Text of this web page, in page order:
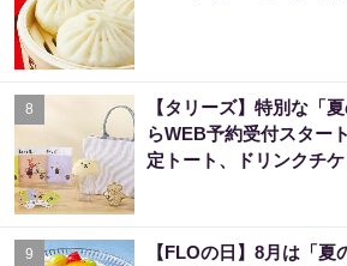
8
【タリーズ】特別な「
らWEB予約受付スター
定トート、ドリンクチケ
9
【FLOの日】8月は「